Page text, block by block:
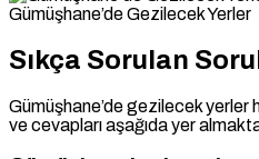
Gümüşhane’de Gezilecek Yerler
Sıkça Sorulan
Gümüşhane’de gezilecek yerler
ve cevapları aşağıda yer